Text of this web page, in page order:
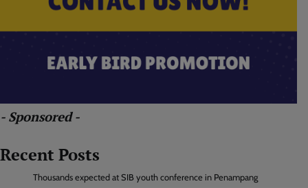
- Sponsored -
Recent Posts
Thousands expected at SIB youth conference in Penampang